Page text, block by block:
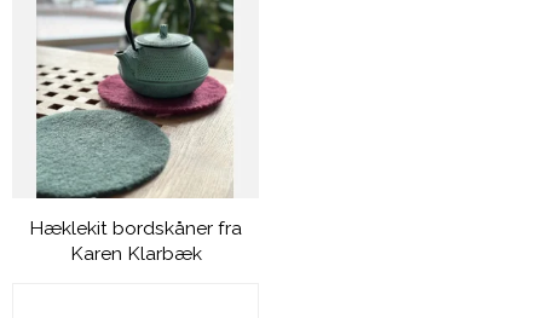
Hæklekit bordskåner fra
Karen Klarbæk